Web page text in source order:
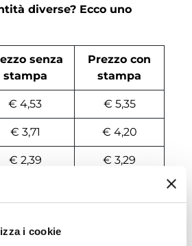
i cookie
diverse? Ecco uno
senza
stampa
Prezzo con
stampa
€ 4,53 € 5,35
€ 3,71 € 4,20
€ 2,39 € 3,29